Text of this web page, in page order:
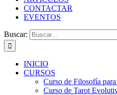
CONTACTAR
EVENTOS
Buscar:
INICIO
CURSOS
Curso de Filosofía
Curso de Tarot